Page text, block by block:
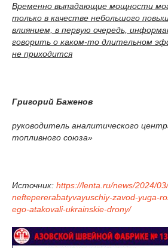
Временно выпадающие мощности
только в качестве небольшого
влиянием, в первую очередь,
говорить о каком-то длительном
не приходится
Григорий Баженов
руководитель аналитического
топливного союза»
Источник: https://lenta.ru/news/2024/
neftepererabatyvayuschiy-zavod-yuga-
ego-atakovali-ukrainskie-drony/